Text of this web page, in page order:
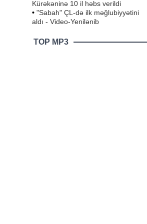
Kürəkəninə 10 il həbs verildi
• "Sabah" ÇL-də ilk məğlubiyyətini
aldı - Video-Yenilənib
TOP MP3